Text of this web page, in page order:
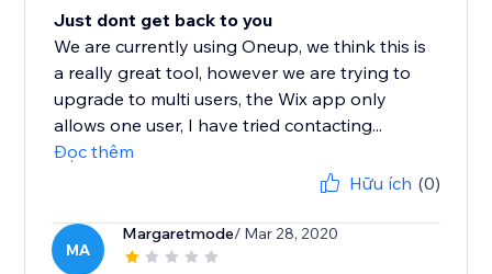
Just dont get back to you
We are currently using Oneup, we think this is
a really great tool, however we are trying to
upgrade to multi users, the Wix app only
allows one user, I have tried contacting...
Đọc thêm
Hữu ích (0)
MA
Margaretmode/ Mar 28, 2020